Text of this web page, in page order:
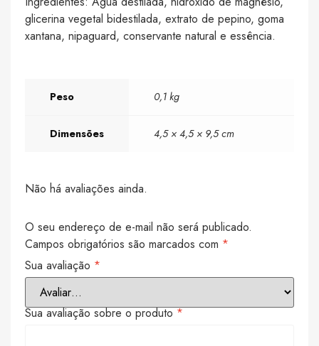
glicerina vegetal bidestilada, extrato de pepino, goma
xantana, nipaguard, conservante natural e essência.
Peso 0,1 kg
Dimensões 4,5 × 4,5 × 9,5 cm
Não há avaliações ainda.
O seu endereço de e-mail não será publicado.
Campos obrigatórios são marcados com *
Sua avaliação *
Sua avaliação sobre o produto*